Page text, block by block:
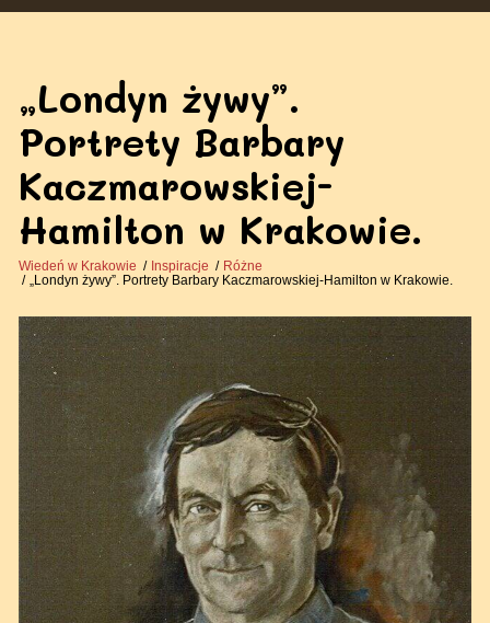
„Londyn żywy”.
Portrety Barbary
Kaczmarowskiej-
Hamilton w Krakowie.
Wiedeń w Krakowie Inspiracje
Różne
„Londyn żywy”. Portrety Barbary Kaczmarowskiej-Hamilton w Krakowie.